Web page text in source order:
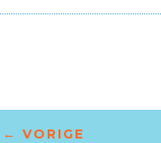
← VORIGE